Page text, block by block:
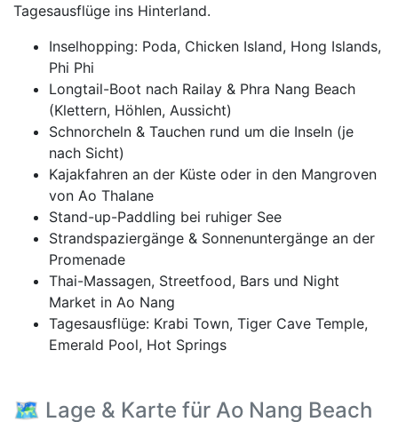
Tagesausflüge ins Hinterland.
Inselhopping: Poda, Chicken Island, Hong Islands,
Phi Phi
Longtail-Boot nach Railay & Phra Nang Beach
(Klettern, Höhlen, Aussicht)
Schnorcheln & Tauchen rund um die Inseln (je
nach Sicht)
Kajakfahren an der Küste oder in den Mangroven
von Ao Thalane
Stand-up-Paddling bei ruhiger See
Strandspaziergänge & Sonnenuntergänge an der
Promenade
Thai-Massagen, Streetfood, Bars und Night
Market in Ao Nang
Tagesausflüge: Krabi Town, Tiger Cave Temple,
Emerald Pool, Hot Springs
🗺️ Lage & Karte für Ao Nang Beach